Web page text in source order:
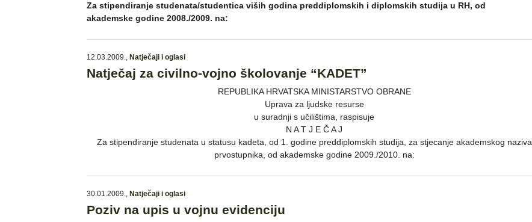
Za stipendiranje studenata/studentica viših godina preddiplomskih i diplomskih studija u RH, od
akademske godine 2008./2009. na:
12.03.2009., Natječaji i oglasi
Natječaj za civilno-vojno školovanje “KADET”
REPUBLIKA HRVATSKA MINISTARSTVO OBRANE
Uprava za ljudske resurse
u suradnji s učilištima, raspisuje
N A T J E Č A J
Za stipendiranje studenata u statusu kadeta, od 1. godine preddiplomskih studija, za stjecanje akademskog naziva
prvostupnika, od akademske godine 2009./2010. na:
30.01.2009., Natječaji i oglasi
Poziv na upis u vojnu evidenciju